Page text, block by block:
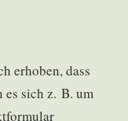
erhoben, dass
es sich z. B. um